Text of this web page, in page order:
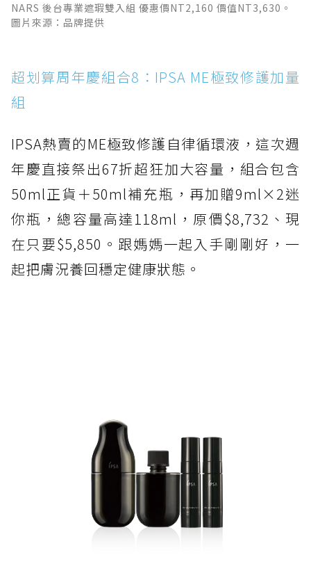
NARS 後台專業遮瑕雙入組 優惠價NT2,160 價值NT3,630。
圖片來源：品牌提供
超划算周年慶組合8：IPSA ME極致修護加量
組
IPSA熱賣的ME極致修護自律循環液，這次週
年慶直接祭出67折超狂加大容量，組合包含
50ml正貨＋50ml補充瓶，再加贈9ml×2迷
你瓶，總容量高達118ml，原價$8,732、現
在只要$5,850。跟媽媽一起入手剛剛好，一
起把膚況養回穩定健康狀態。